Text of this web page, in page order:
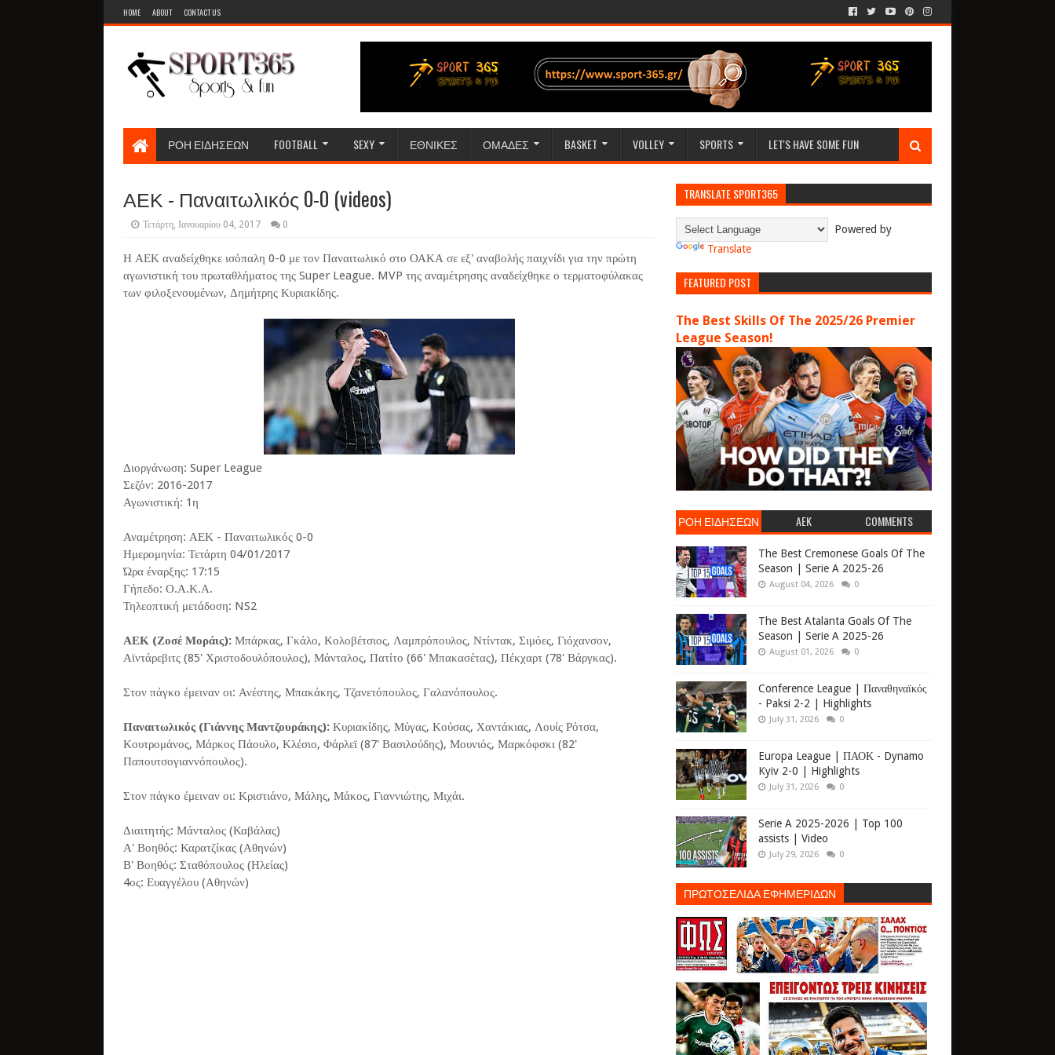
HOME ABOUT CONTACT US
ΡΟΗ ΕΙΔΗΣΕΩΝ FOOTBALL SEXY ΕΘΝΙΚΕΣ ΟΜΑΔΕΣ BASKET VOLLEY SPORTS LET'S HAVE SOME FUN
ΑΕΚ - Παναιτωλικός 0-0 (videos)
Τετάρτη, Ιανουαρίου 04, 2017 0
Η ΑΕΚ αναδείχθηκε ισόπαλη 0-0 με τον Παναιτωλικό στο ΟΑΚΑ σε εξ' αναβολής παιχνίδι για την πρώτη
αγωνιστική του πρωταθλήματος της Super League. MVP της αναμέτρησης αναδείχθηκε ο τερματοφύλακας
των φιλοξενουμένων, Δημήτρης Κυριακίδης.
Διοργάνωση: Super League
Σεζόν: 2016-2017
Αγωνιστική: 1η
Αναμέτρηση: ΑΕΚ - Παναιτωλικός 0-0
Ημερομηνία: Τετάρτη 04/01/2017
Ώρα έναρξης: 17:15
Γήπεδο: Ο.Α.Κ.Α.
Τηλεοπτική μετάδοση: NS2
ΑΕΚ (Ζοσέ Μοράις): Μπάρκας, Γκάλο, Κολοβέτσιος, Λαμπρόπουλος, Ντίντακ, Σιμόες, Γιόχανσον,
Αϊντάρεβιτς (85' Χριστοδουλόπουλος), Μάνταλος, Πατίτο (66' Μπακασέτας), Πέκχαρτ (78' Βάργκας).
Στον πάγκο έμειναν οι: Ανέστης, Μπακάκης, Τζανετόπουλος, Γαλανόπουλος.
Παναιτωλικός (Γιάννης Μαντζουράκης): Κυριακίδης, Μύγας, Κούσας, Χαντάκιας, Λουίς Ρότσα,
Κουτρομάνος, Μάρκος Πάουλο, Κλέσιο, Φάρλεϊ (87' Βασιλούδης), Μουνιός, Μαρκόφσκι (82'
Παπουτσογιαννόπουλος).
Στον πάγκο έμειναν οι: Κριστιάνο, Μάλης, Μάκος, Γιαννιώτης, Μιχάι.
Διαιτητής: Μάνταλος (Καβάλας)
Α' Βοηθός: Καρατζίκας (Αθηνών)
Β' Βοηθός: Σταθόπουλος (Ηλείας)
4ος: Ευαγγέλου (Αθηνών)
TRANSLATE SPORT365
Powered by
Translate
FEATURED POST
The Best Skills Of The 2025/26 Premier
League Season!
ΡΟΗ ΕΙΔΗΣΕΩΝ AEK COMMENTS
The Best Cremonese Goals Of The
Season | Serie A 2025-26
August 04, 2026 0
The Best Atalanta Goals Of The
Season | Serie A 2025-26
August 01, 2026 0
Conference League | Παναθηναϊκός
- Paksi 2-2 | Highlights
July 31, 2026 0
Europa League | ΠΑΟΚ - Dynamo
Kyiv 2-0 | Highlights
July 31, 2026 0
Serie A 2025-2026 | Top 100
assists | Video
July 29, 2026 0
ΠΡΩΤΟΣΕΛΙΔΑ ΕΦΗΜΕΡΙΔΩΝ